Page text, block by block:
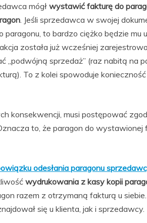
mógł wystawić fakturę do
. Jeśli sprzedawca w swojej
to bardzo ciężko będzie mu
została już wcześniej
„podwójną sprzedaż” (raz nabitą na
To z kolei spowoduje
konsekwencji, musi postępować
to, że paragon do wystawionej
odesłania paragonu
wydrukowania z kasy kopii
razem z otrzymaną fakturą u
się u klienta, jak i sprzedawcy.